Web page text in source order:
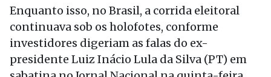
Enquanto isso, no Brasil, a corrida eleitoral
continuava sob os holofotes, conforme
investidores digeriam as falas do ex-
presidente Luiz Inácio Lula da Silva (PT) em